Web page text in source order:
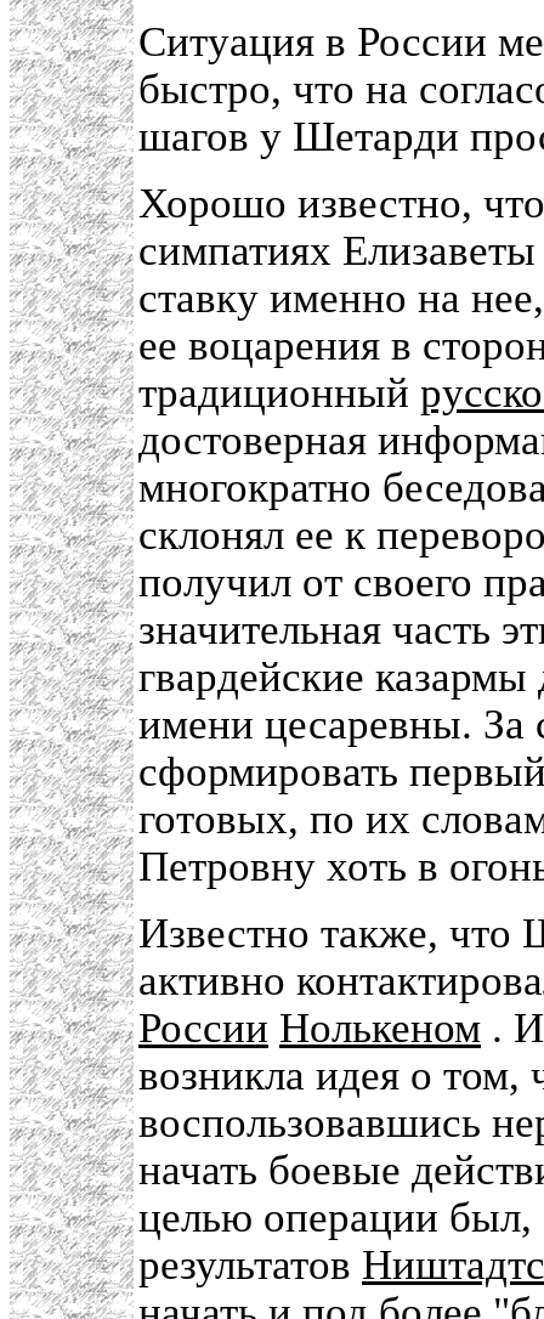
Ситуация в России
быстро, что на
шагов у Шетарди
Хорошо известно,
симпатиях
ставку именно на
ее воцарения в
традиционный
достоверная
многократно
склонял ее к
получил от своего
значительная часть
гвардейские казармы
имени цесаревны. За
сформировать
готовых, по их
Петровну хоть в
Известно также, что
активно
России Нолькеном .
возникла идея о том,
воспользовавшись
начать боевые
целью операции был,
результатов